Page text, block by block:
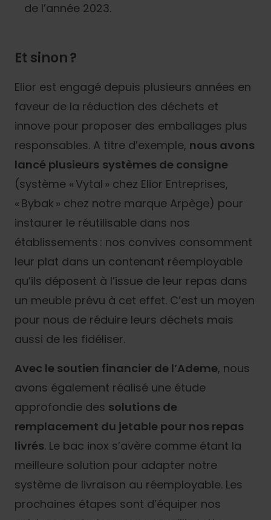
de l’année 2023.
Et sinon ?
Elior est engagé depuis plusieurs années en
faveur de la réduction des déchets et
innove pour proposer des emballages plus
responsables. A titre d’exemple, nous avons
lancé plusieurs systèmes de consigne
(système « Vytal » chez Elior Entreprises,
« Bybak » chez notre marque Arpège) pour
instaurer le réutilisable dans nos
établissements : nos convives consomment
leur plat dans un contenant réemployable
qu’ils déposent à l’issue de leur repas dans
un meuble prévu à cet effet. C’est un moyen
pour nous de réduire leurs déchets mais
aussi de les fidéliser.
Avec le soutien financier de l’Ademe, nous
avons également réalisé une étude
approfondie des solutions de
remplacement du jetable pour nos repas
livrés. Le bac inox s’avère comme étant la
meilleure solution pour adapter notre
système de livraison au réemployable. Les
prochaines étapes sont d’équiper nos